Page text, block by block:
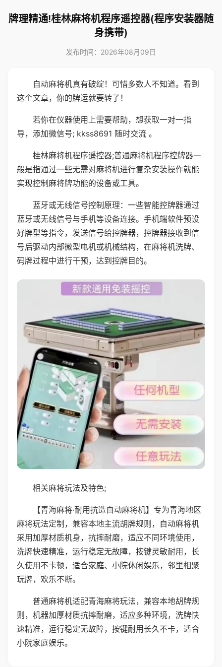
牌理精通!桂林麻将机程序遥控器(程序安装器随
身携带)
发布时间：2026年08月09日
自动麻将机真有破绽！可惜多数人不知道。看到
这个文章，你的牌运就要转了！
若你在仪器使用上需要帮助，想获取一对一指
导，添加微信号; kkss8691 随时交流 。
桂林麻将机程序遥控器;普通麻将机程序控牌器一
般是指通过一些无需对麻将机进行复杂安装操作就能
实现控制麻将牌功能的设备或工具。
蓝牙或无线信号控制原理：一些智能控牌器通过
蓝牙或无线信号与手机等设备连接。手机端软件预设
好牌型等指令，发送信号给控牌器，控牌器接收到信
号后驱动内部微型电机或机械结构，在麻将机洗牌、
码牌过程中进行干预，达到控牌目的。
相关麻将玩法及特色;
【青海麻将·耐用抗造自动麻将机】专为青海地区
麻将玩法定制，兼容本地主流胡牌规则，自动麻将机
采用加厚材质机身，抗摔耐磨，适应不同环境使用，
洗牌快速精准，运行稳定无故障，按键灵敏耐用，长
久使用不卡顿，适合家庭、小院休闲娱乐，邻里相聚
玩牌，欢乐不断。
普通麻将机适配青海麻将玩法，兼容本地胡牌规
则，机器加厚材质抗摔耐磨，适应多种环境，洗牌快
速精准，运行稳定无故障，按键耐用长久不卡，适合
小院家庭娱乐。